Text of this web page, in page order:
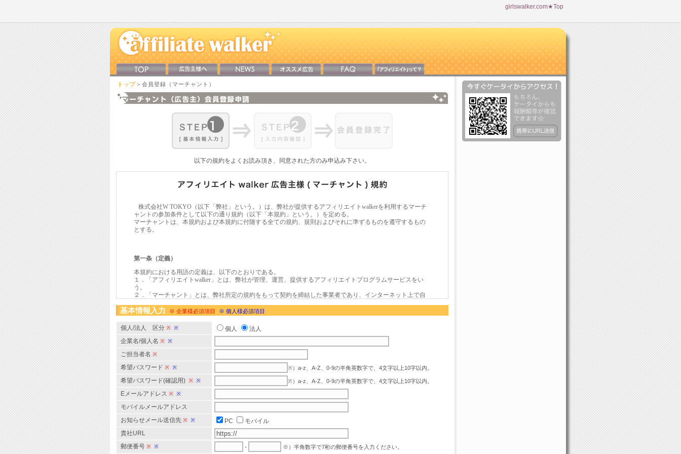
girlswalker.com★Top
トップ ＞会員登録（マーチャント）
以下の規約をよくお読み頂き、同意された方のみ申込み下さい。
基本情報入力 ※ 企業様必須項目 ※ 個人様必須項目
個人/法人 区分 ※ ※ 個人
法人
企業名/個人名 ※ ※
ご担当者名 ※
希望パスワード ※ ※ ※）a-z、A-Z、0-9の半角英数字で、4文字以上10字以内。
希望パスワード(確認用) ※ ※ ※）a-z、A-Z、0-9の半角英数字で、4文字以上10字以内。
Eメールアドレス ※ ※
モバイルメールアドレス
お知らせメール送信先 ※ ※ PC
モバイル
貴社URL
郵便番号 ※ ※ - ※）半角数字で7桁の郵便番号を入力ください。